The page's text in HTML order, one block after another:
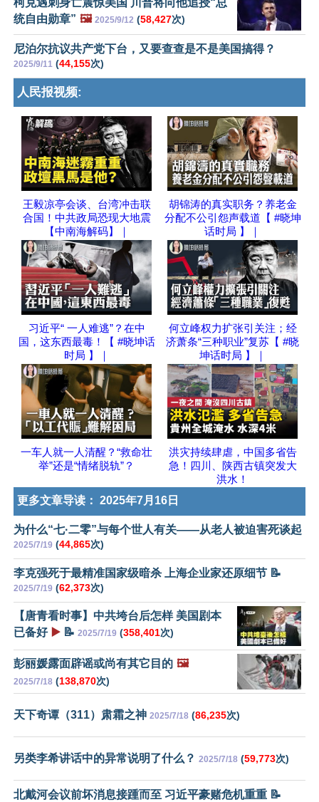
统自由勋章” 🖼️ 2025/9/12 (58,427次)
尼泊尔抗议共产党下台，又要查查是不是美国搞得？
2025/9/11 (44,155次)
人民报视频:
王毅凉亭会谈、台湾冲击联
合国！中共政局恐现大地震
【中南海解码】｜
胡锦涛的真实职务？养老金
分配不公引怨声载道【 #晓坤
话时局 】｜
习近平“ 一人难逃”？在中
国，这东西最毒！【 #晓坤话
时局 】｜
何立峰权力扩张引关注；经
济萧条“三种职业”复苏【 #晓
坤话时局 】｜
一车人就一人清醒？“救命壮
举”还是“情绪脱轨”？
洪灾持续肆虐，中国多省告
急！四川、陕西古镇突发大
洪水！
更多文章导读： 2025年7月16日
为什么“七·二零”与每个世人有关——从老人被迫害死谈起
2025/7/19 (44,865次)
李克强死于最精准国家级暗杀 上海企业家还原细节 📝
2025/7/19 (62,373次)
【唐青看时事】中共垮台后怎样 美国剧本
已备好 ▶️ 📝 2025/7/19 (358,401次)
彭丽媛露面辟谣或尚有其它目的 🖼️
2025/7/18 (138,870次)
天下奇谭（311）肃霜之神 2025/7/18 (86,235次)
另类李希讲话中的异常说明了什么？ 2025/7/18 (59,773次)
北戴河会议前坏消息接踵而至 习近平豪赌危机重重 📝